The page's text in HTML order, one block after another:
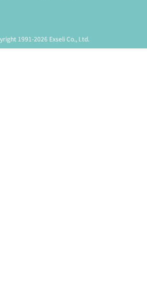
1991-2026 Exseli Co., Ltd.